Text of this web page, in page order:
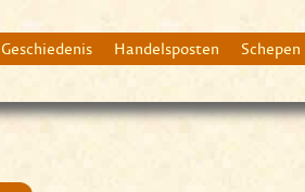
Geschiedenis Handelsposten Schepen